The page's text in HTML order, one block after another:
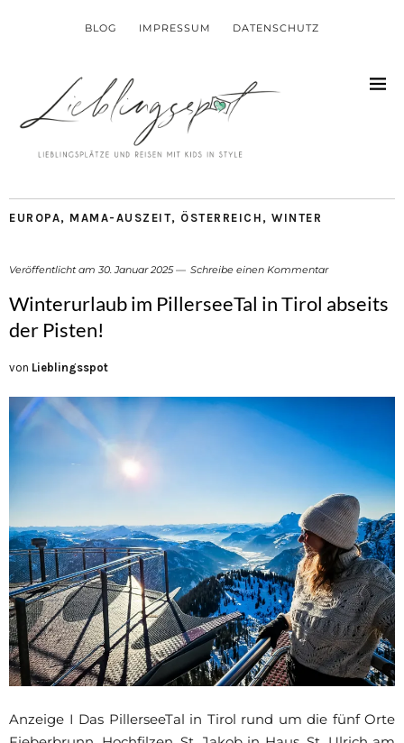
BLOG IMPRESSUM DATENSCHUTZ
EUROPA, MAMA-AUSZEIT, ÖSTERREICH , WINTER
Veröffentlicht am 30. Januar 2025 Schreibe einen Kommentar
Winterurlaub im PillerseeTal in Tirol abseits
der Pisten!
von Lieblingsspot
Anzeige I Das PillerseeTal in Tirol rund um die fünf Orte